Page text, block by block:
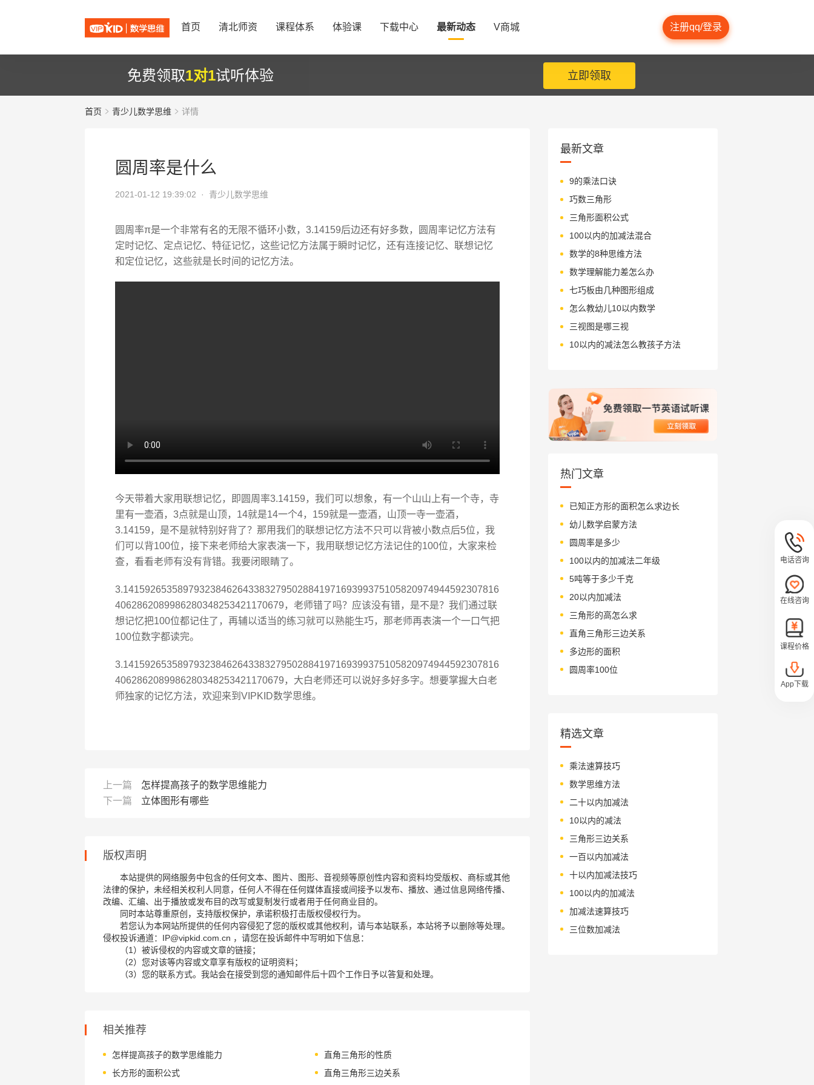
首页 清北师资 课程体系 体验课 下载中心 最新动态 V商城 注册qq/登录
免费领取1对1试听体验 立即领取
首页 青少儿数学思维 详情
圆周率是什么
2021-01-12 19:39:02 · 青少儿数学思维
圆周率π是一个非常有名的无限不循环小数，3.14159后边还有好多数，圆周率记忆方法有
定时记忆、定点记忆、特征记忆，这些记忆方法属于瞬时记忆，还有连接记忆、联想记忆
和定位记忆，这些就是长时间的记忆方法。
今天带着大家用联想记忆，即圆周率3.14159，我们可以想象，有一个山山上有一个寺，寺
里有一壶酒，3点就是山顶，14就是14一个4，159就是一壶酒，山顶一寺一壶酒，
3.14159，是不是就特别好背了？那用我们的联想记忆方法不只可以背被小数点后5位，我
们可以背100位，接下来老师给大家表演一下，我用联想记忆方法记住的100位，大家来检
查，看看老师有没有背错。我要闭眼睛了。
3.141592653589793238462643383279502884197169399375105820974944592307816
4062862089986280348253421170679，老师错了吗？应该没有错，是不是？我们通过联
想记忆把100位都记住了，再辅以适当的练习就可以熟能生巧，那老师再表演一个一口气把
100位数字都读完。
3.141592653589793238462643383279502884197169399375105820974944592307816
4062862089986280348253421170679，大白老师还可以说好多好多字。想要掌握大白老
师独家的记忆方法，欢迎来到VIPKID数学思维。
上一篇
怎样提高孩子的数学思维能力
下一篇
立体图形有哪些
版权声明
本站提供的网络服务中包含的任何文本、图片、图形、音视频等原创性内容和资料均受版权、商标或其他
法律的保护，未经相关权利人同意，任何人不得在任何媒体直接或间接予以发布、播放、通过信息网络传播、
改编、汇编、出于播放或发布目的改写或复制发行或者用于任何商业目的。
同时本站尊重原创，支持版权保护，承诺积极打击版权侵权行为。
若您认为本网站所提供的任何内容侵犯了您的版权或其他权利，请与本站联系，本站将予以删除等处理。
侵权投诉通道：IP@vipkid.com.cn ，请您在投诉邮件中写明如下信息：
（1）被诉侵权的内容或文章的链接；
（2）您对该等内容或文章享有版权的证明资料；
（3）您的联系方式。我站会在接受到您的通知邮件后十四个工作日予以答复和处理。
相关推荐
怎样提高孩子的数学思维能力
直角三角形的性质
长方形的面积公式
直角三角形三边关系
最新文章
9的乘法口诀
巧数三角形
三角形面积公式
100以内的加减法混合
数学的8种思维方法
数学理解能力差怎么办
七巧板由几种图形组成
怎么教幼儿10以内数学
三视图是哪三视
10以内的减法怎么教孩子方法
热门文章
已知正方形的面积怎么求边长
幼儿数学启蒙方法
圆周率是多少
100以内的加减法二年级
5吨等于多少千克
20以内加减法
三角形的高怎么求
直角三角形三边关系
多边形的面积
圆周率100位
精选文章
乘法速算技巧
数学思维方法
二十以内加减法
10以内的减法
三角形三边关系
一百以内加减法
十以内加减法技巧
100以内的加减法
加减法速算技巧
三位数加减法
电话咨询
在线咨询
课程价格
App下载